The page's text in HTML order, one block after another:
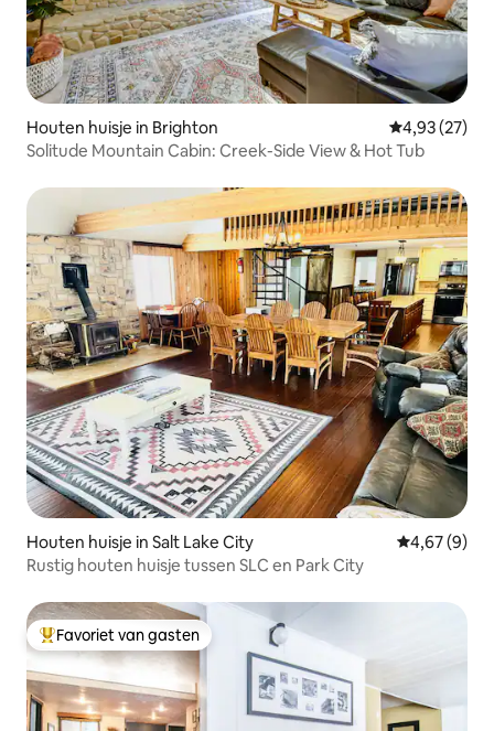
Houten huisje in Brighton Gemiddelde
4,93 (27)
Solitude Mountain Cabin: Creek-Side View & Hot Tub
Houten huisje in Salt Lake City Gemiddelde
4,67 (9)
Rustig houten huisje tussen SLC en Park City
Topfavoriet van gasten
Favoriet van gasten